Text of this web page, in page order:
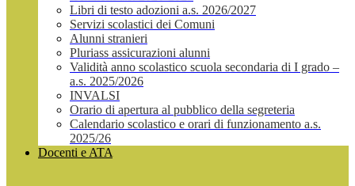
Libri di testo adozioni a.s. 2026/2027
Servizi scolastici dei Comuni
Alunni stranieri
Pluriass assicurazioni alunni
Validità anno scolastico scuola secondaria di I grado –
a.s. 2025/2026
INVALSI
Orario di apertura al pubblico della segreteria
Calendario scolastico e orari di funzionamento a.s.
2025/26
Docenti e ATA